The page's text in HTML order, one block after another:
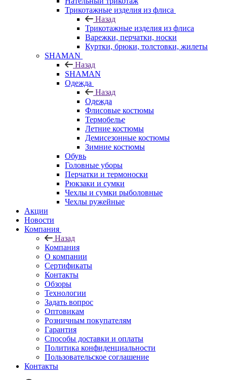
Трикотажные изделия из флиса
Назад
Трикотажные изделия из флиса
Варежки, перчатки, носки
Куртки, брюки, толстовки, жилеты
SHAMAN
Назад
SHAMAN
Одежда
Назад
Одежда
Флисовые костюмы
Термобелье
Летние костюмы
Демисезонные костюмы
Зимние костюмы
Обувь
Головные уборы
Перчатки и термоноски
Рюкзаки и сумки
Чехлы и сумки рыболовные
Чехлы ружейные
Акции
Новости
Компания
Назад
Компания
О компании
Сертификаты
Контакты
Обзоры
Технологии
Задать вопрос
Оптовикам
Розничным покупателям
Гарантия
Способы доставки и оплаты
Политика конфиденциальности
Пользовательское соглашение
Контакты